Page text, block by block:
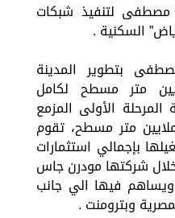
لتنفيذ شبكات
السكنية .
بتطوير المدينة
مساحة 10 ملايين متر مسطح لكامل
الأولى المزمع
شبكات الغاز بها 4 ملايين متر مسطح، تقوم
بإجمالي استثمارات
شركتها مودرن جاس
ويساهم فيها الي جانب
وبترومنت .